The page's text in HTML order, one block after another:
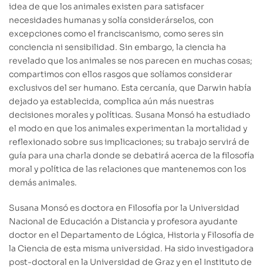
idea de que los animales existen para satisfacer
necesidades humanas y solía considerárselos, con
excepciones como el franciscanismo, como seres sin
conciencia ni sensibilidad. Sin embargo, la ciencia ha
revelado que los animales se nos parecen en muchas cosas;
compartimos con ellos rasgos que solíamos considerar
exclusivos del ser humano. Esta cercanía, que Darwin había
dejado ya establecida, complica aún más nuestras
decisiones morales y políticas. Susana Monsó ha estudiado
el modo en que los animales experimentan la mortalidad y
reflexionado sobre sus implicaciones; su trabajo servirá de
guía para una charla donde se debatirá acerca de la filosofía
moral y política de las relaciones que mantenemos con los
demás animales.
Susana Monsó es doctora en Filosofía por la Universidad
Nacional de Educación a Distancia y profesora ayudante
doctor en el Departamento de Lógica, Historia y Filosofía de
la Ciencia de esta misma universidad. Ha sido investigadora
post-doctoral en la Universidad de Graz y en el Instituto de